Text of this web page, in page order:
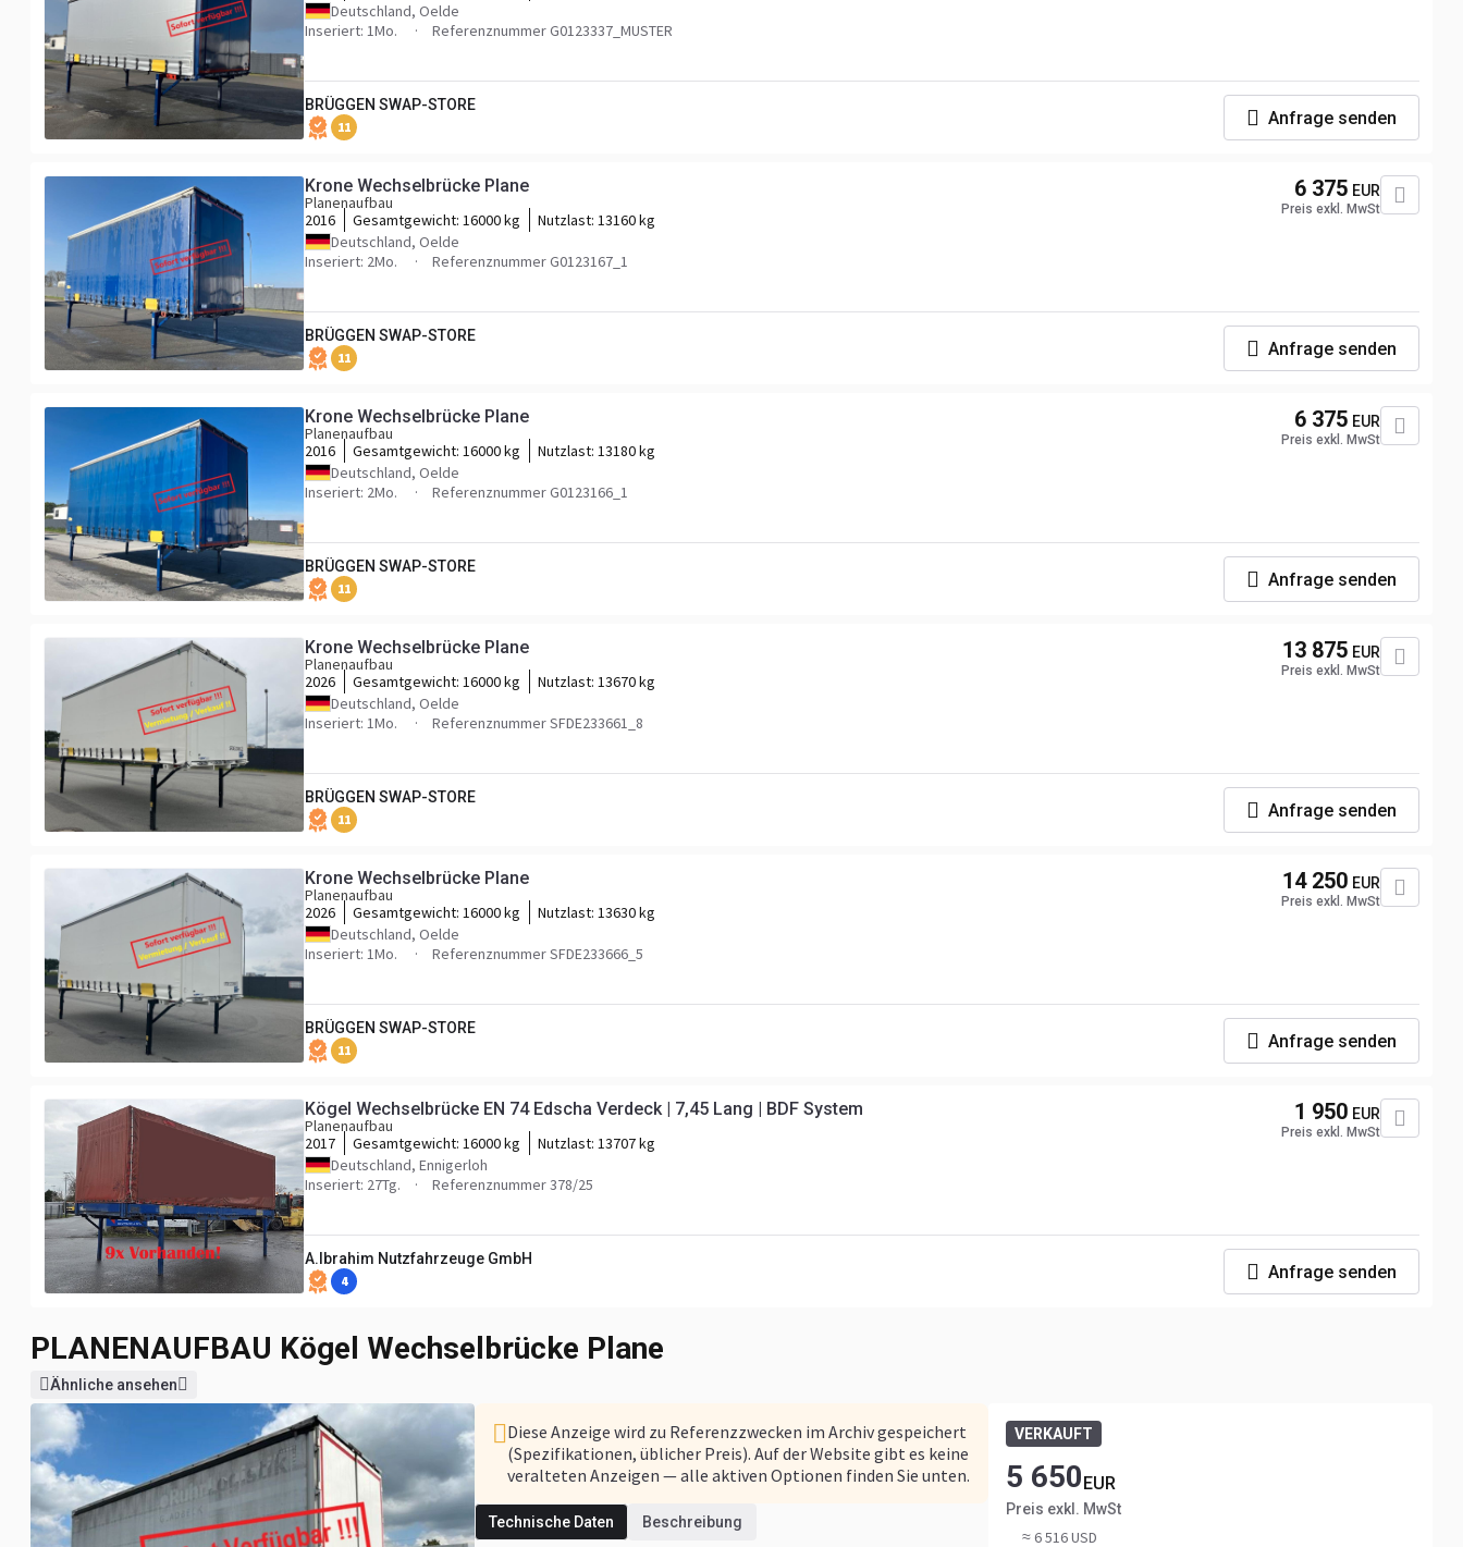
Deutschland, Oelde
Inseriert: 1Mo.
Referenznummer G0123337_MUSTER
BRÜGGEN SWAP-STORE
11 Anfrage senden
Krone Wechselbrücke Plane
Planenaufbau
2016
Gesamtgewicht: 16000 kg Nutzlast: 13160 kg
Deutschland, Oelde
Inseriert: 2Mo.
Referenznummer G0123167_1
6 375 EUR
Preis exkl. MwSt
BRÜGGEN SWAP-STORE
11 Anfrage senden
Krone Wechselbrücke Plane
Planenaufbau
2016
Gesamtgewicht: 16000 kg Nutzlast: 13180 kg
Deutschland, Oelde
Inseriert: 2Mo.
Referenznummer G0123166_1
6 375 EUR
Preis exkl. MwSt
BRÜGGEN SWAP-STORE
11 Anfrage senden
Krone Wechselbrücke Plane
Planenaufbau
2026
Gesamtgewicht: 16000 kg Nutzlast: 13670 kg
Deutschland, Oelde
Inseriert: 1Mo.
Referenznummer SFDE233661_8
13 875 EUR
Preis exkl. MwSt
BRÜGGEN SWAP-STORE
11 Anfrage senden
Krone Wechselbrücke Plane
Planenaufbau
2026
Gesamtgewicht: 16000 kg Nutzlast: 13630 kg
Deutschland, Oelde
Inseriert: 1Mo.
Referenznummer SFDE233666_5
14 250 EUR
Preis exkl. MwSt
BRÜGGEN SWAP-STORE
11 Anfrage senden
Kögel Wechselbrücke EN 74 Edscha Verdeck | 7,45 Lang | BDF System
Planenaufbau
2017
Gesamtgewicht: 16000 kg Nutzlast: 13707 kg
Deutschland, Ennigerloh
Inseriert: 27Tg.
Referenznummer 378/25
1 950 EUR
Preis exkl. MwSt
A.Ibrahim Nutzfahrzeuge GmbH
4 Anfrage senden
PLANENAUFBAU Kögel Wechselbrücke Plane
Ähnliche ansehen
Diese Anzeige wird zu Referenzzwecken im Archiv gespeichert
(Spezifikationen, üblicher Preis). Auf der Website gibt es keine
veralteten Anzeigen — alle aktiven Optionen finden Sie unten.
Technische Daten Beschreibung
VERKAUFT
5 650EUR
Preis exkl. MwSt
≈ 6 516 USD